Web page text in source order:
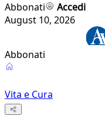
Abbonati
Accedi
August 10, 2026
Abbonati
Vita e Cura